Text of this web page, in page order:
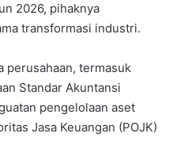
2026, pihaknya
transformasi industri.
perusahaan, termasuk
Standar Akuntansi
pengelolaan aset
Jasa Keuangan (POJK)